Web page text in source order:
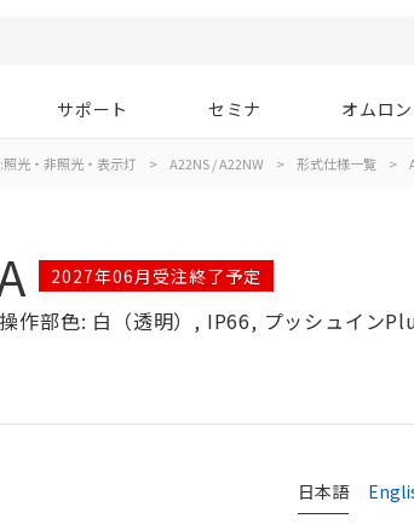
サポート セミナ オムロ
光・非照光・表示灯 > A22NS / A22NW > 形式仕様一覧 >
2027年06月受注終了予定
部色: 白（透明）, IP66, プッシュイン
日本語